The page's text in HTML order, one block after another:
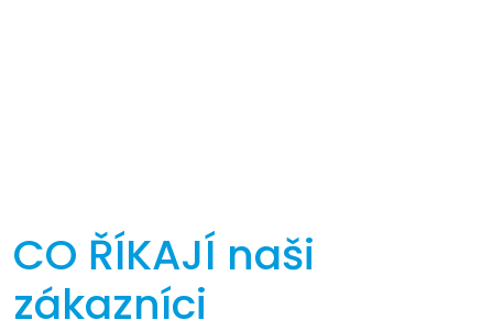
CO ŘÍKAJÍ naši
zákazníci